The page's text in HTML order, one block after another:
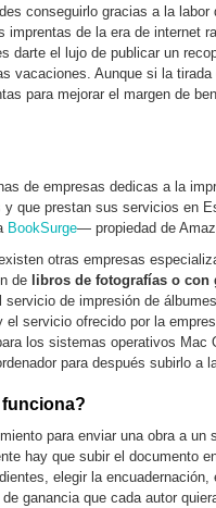
conseguirlo gracias a la
imprentas de la era de internet
darte el lujo de publicar un
vacaciones. Aunque si la
para mejorar el margen de
de empresas dedicas a la
y que prestan sus servicios en
BookSurge— propiedad de
otras empresas
de
libros de fotografías o con
servicio de impresión de
el servicio ofrecido por la
los sistemas operativos
para después subirlo a
para enviar una obra a
hay que subir el documento
elegir la
ganancia que cada autor